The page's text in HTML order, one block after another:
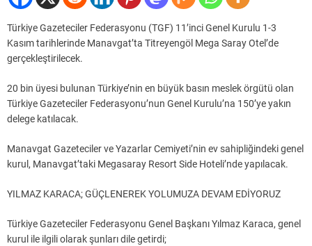
Türkiye Gazeteciler Federasyonu (TGF) 11’inci Genel Kurulu 1-3
Kasım tarihlerinde Manavgat’ta Titreyengöl Mega Saray Otel’de
gerçekleştirilecek.
20 bin üyesi bulunan Türkiye’nin en büyük basın meslek örgütü olan
Türkiye Gazeteciler Federasyonu’nun Genel Kurulu’na 150’ye yakın
delege katılacak.
Manavgat Gazeteciler ve Yazarlar Cemiyeti’nin ev sahipliğindeki genel
kurul, Manavgat’taki Megasaray Resort Side Hoteli’nde yapılacak.
YILMAZ KARACA; GÜÇLENEREK YOLUMUZA DEVAM EDİYORUZ
Türkiye Gazeteciler Federasyonu Genel Başkanı Yılmaz Karaca, genel
kurul ile ilgili olarak şunları dile getirdi;